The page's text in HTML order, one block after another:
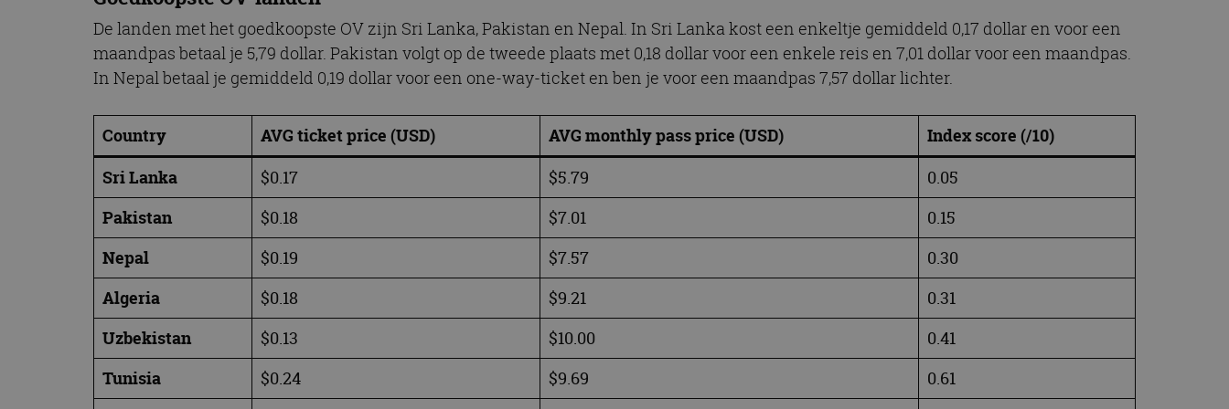
De landen met het goedkoopste OV zijn Sri Lanka, Pakistan en Nepal. In Sri Lanka kost een enkeltje gemiddeld 0,17 dollar en voor een
maandpas betaal je 5,79 dollar. Pakistan volgt op de tweede plaats met 0,18 dollar voor een enkele reis en 7,01 dollar voor een maandpas.
In Nepal betaal je gemiddeld 0,19 dollar voor een one-way-ticket en ben je voor een maandpas 7,57 dollar lichter.
Country AVG ticket price (USD) AVG monthly pass price (USD)
Index score (/10)
Sri Lanka
$0.17 $5.79
0.05
Pakistan
$0.18 $7.01
0.15
Nepal
$0.19 $7.57
0.30
Algeria
$0.18 $9.21
0.31
Uzbekistan
$0.13 $10.00
0.41
Tunisia
$0.24 $9.69
0.61